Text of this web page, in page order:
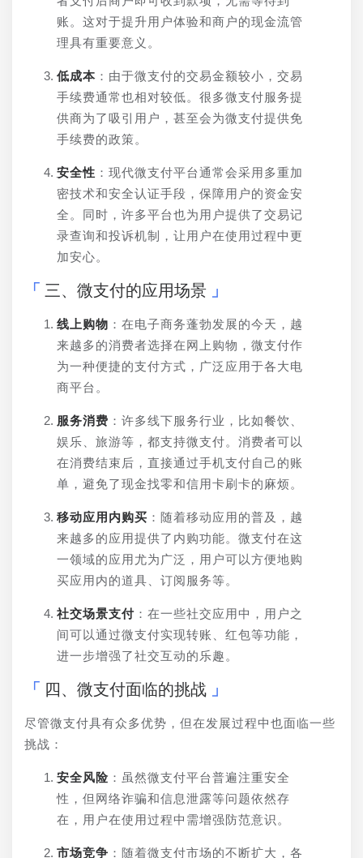
账。这对于提升用户体验和商户的现金流管
理具有重要意义。
低成本 ：由于微支付的交易金额较小，交易
手续费通常也相对较低。很多微支付服务提
供商为了吸引用户，甚至会为微支付提供免
手续费的政策。
安全性 ：现代微支付平台通常会采用多重加
密技术和安全认证手段，保障用户的资金安
全。同时，许多平台也为用户提供了交易记
录查询和投诉机制，让用户在使用过程中更
加安心。
三、微支付的应用场景
线上购物 ：在电子商务蓬勃发展的今天，越
来越多的消费者选择在网上购物，微支付作
为一种便捷的支付方式，广泛应用于各大电
商平台。
服务消费 ：许多线下服务行业，比如餐饮、
娱乐、旅游等，都支持微支付。消费者可以
在消费结束后，直接通过手机支付自己的账
单，避免了现金找零和信用卡刷卡的麻烦。
移动应用内购买 ：随着移动应用的普及，越
来越多的应用提供了内购功能。微支付在这
一领域的应用尤为广泛，用户可以方便地购
买应用内的道具、订阅服务等。
社交场景支付 ：在一些社交应用中，用户之
间可以通过微支付实现转账、红包等功能，
进一步增强了社交互动的乐趣。
四、微支付面临的挑战
尽管微支付具有众多优势，但在发展过程中也面临一些
挑战：
安全风险 ：虽然微支付平台普遍注重安全
性，但网络诈骗和信息泄露等问题依然存
在，用户在使用过程中需增强防范意识。
市场竞争 ：随着微支付市场的不断扩大，各